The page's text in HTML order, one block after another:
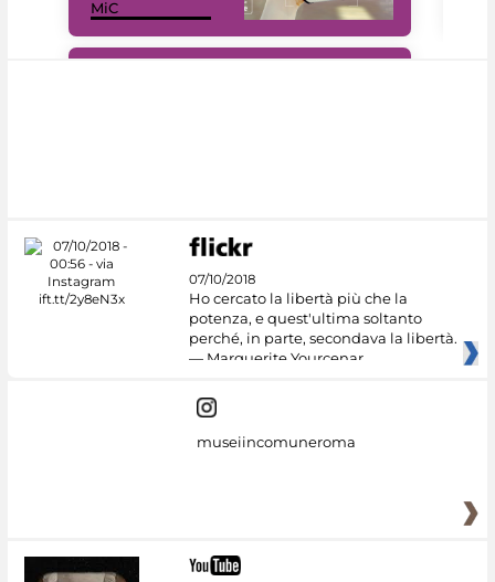
MiC
07/10/2018
Ho cercato la libertà più che la
potenza, e quest'ultima soltanto
perché, in parte, secondava la libertà.
— Marguerite Yourcenar
museiincomuneroma